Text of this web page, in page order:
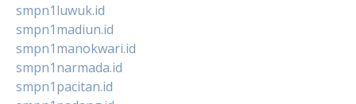
smpn1luwuk.id
smpn1madiun.id
smpn1manokwari.id
smpn1narmada.id
smpn1pacitan.id